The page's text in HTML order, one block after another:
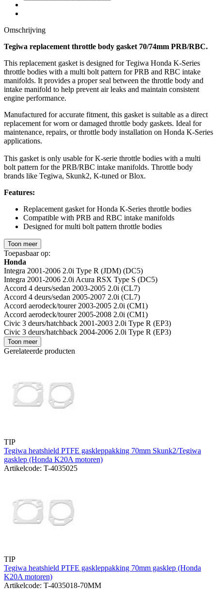
Omschrijving
Tegiwa replacement throttle body gasket 70/74mm PRB/RBC.
This replacement gasket is designed for Tegiwa Honda K-Series
throttle bodies with a multi bolt pattern for PRB and RBC intake
manifolds. It provides a proper seal between the throttle body and
intake manifold to help prevent air leaks and maintain consistent
engine performance.
Manufactured for accurate fitment, this gasket is suitable as a direct
replacement for worn or damaged throttle body gaskets. Ideal for
maintenance, repairs, or throttle body installation on Honda K-Series
applications.
This gasket is only usable for K-serie throttle bodies with a multi
bolt pattern for the PRB/RBC intake manifolds. Throttle body
brands like Tegiwa, Skunk2, K-tuned or Blox.
Features:
Replacement gasket for Honda K-Series throttle bodies
Compatible with PRB and RBC intake manifolds
Designed for multi bolt pattern throttle bodies
Toon meer
Toepasbaar op:
Honda
Integra 2001-2006 2.0i Type R (JDM) (DC5)
Integra 2001-2006 2.0i Acura RSX Type S (DC5)
Accord 4 deurs/sedan 2003-2005 2.0i (CL7)
Accord 4 deurs/sedan 2005-2007 2.0i (CL7)
Accord aerodeck/tourer 2003-2005 2.0i (CM1)
Accord aerodeck/tourer 2005-2008 2.0i (CM1)
Civic 3 deurs/hatchback 2001-2003 2.0i Type R (EP3)
Civic 3 deurs/hatchback 2004-2006 2.0i Type R (EP3)
Toon meer
Gerelateerde producten
TIP
Tegiwa heatshield PTFE gaskleppakking 70mm Skunk2/Tegiwa
gasklep (Honda K20A motoren)
Artikelcode: T-4035025
TIP
Tegiwa heatshield PTFE gaskleppakking 70mm gasklep (Honda
K20A motoren)
Artikelcode: T-4035018-70MM